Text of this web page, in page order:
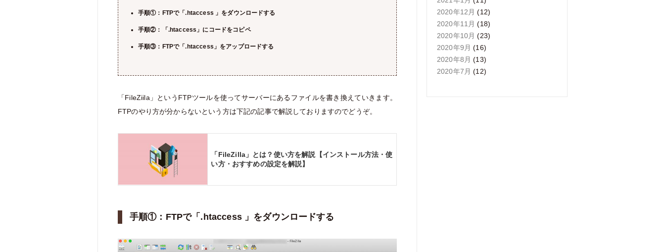
手順①：FTPで「.htaccess 」をダウンロードする
手順②：「.htaccess」にコードをコピペ
手順③：FTPで「.htaccess」をアップロードする
「FileZiila」というFTPツールを使ってサーバーにあるファイルを書き換えていきます。
FTPのやり方が分からないという方は下記の記事で解説しておりますのでどうぞ。
「FileZilla」とは？使い方を解説【インストール方法・使
い方・おすすめの設定を解説】
手順①：FTPで「.htaccess 」をダウンロードする
2020年12月 (12)
2020年11月 (18)
2020年10月 (23)
2020年9月 (16)
2020年8月 (13)
2020年7月 (12)